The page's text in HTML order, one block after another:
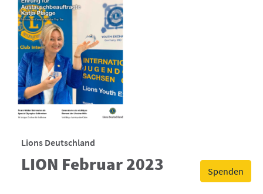
Spenden
Lions Deutschland
LION Februar 2023